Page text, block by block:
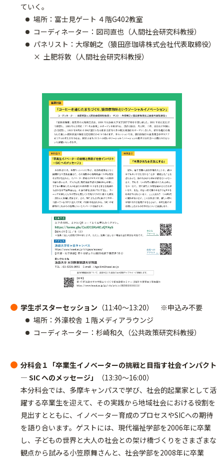
ていく。
場所：富士見ゲート ４階G402教室
コーディネーター：図司直也（人間社会研究科教授）
パネリスト：大塚朝之（猿田彦珈琲株式会社代表取締役）
× 土肥将敦（人間社会研究科教授）
学生ポスターセッション （11:40～13:20） ※申込み不要
場所：外濠校舎 １階メディアラウンジ
コーディネーター：杉崎和久（公共政策研究科教授）
分科会１「卒業生イノベーターの挑戦と目指す社会インパクト
― SIC へのメッセージ」
（13:30～16:00）
本分科会では、多摩キャンパスで学び、社会的起業家として活
躍する卒業生を迎えて、その実践から地域社会における役割を
見出すとともに、イノベーター育成のプロセスやSICへの期待
を語り合います。ゲストには、現代福祉学部を2006年に卒業
し、子どもの世界と大人の社会との架け橋づくりをさまざまな
観点から試みる小笠原舞さんと、社会学部を2008年に卒業